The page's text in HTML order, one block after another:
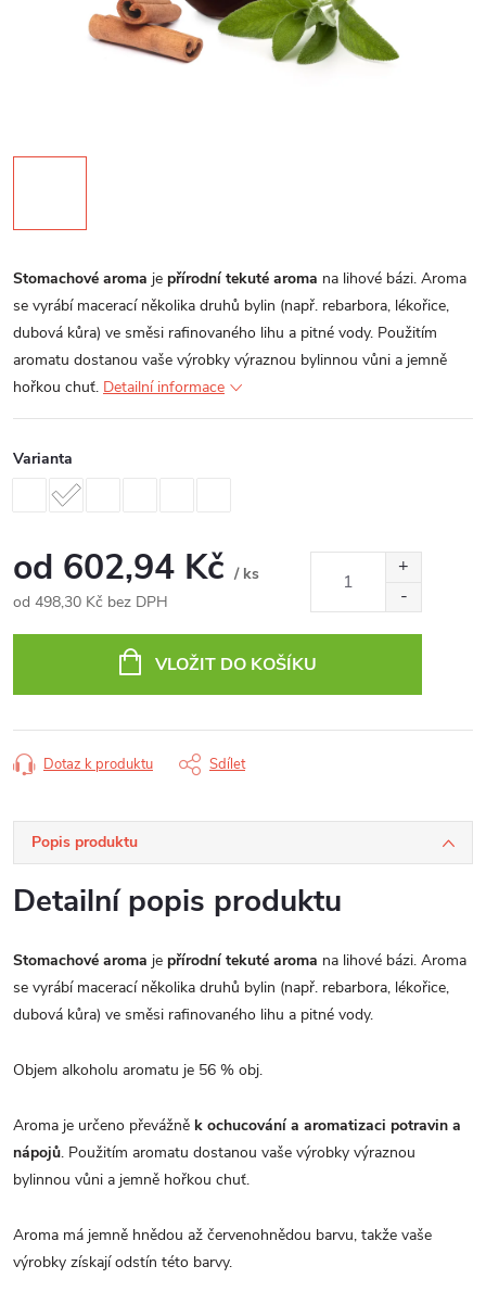
Stomachové aroma je přírodní tekuté aroma na lihové bázi. Aroma
se vyrábí macerací několika druhů bylin (např. rebarbora, lékořice,
dubová kůra) ve směsi rafinovaného lihu a pitné vody. Použitím
aromatu dostanou vaše výrobky výraznou bylinnou vůni a jemně
hořkou chuť. Detailní informace
Varianta
od 602,94 Kč / ks
od 498,30 Kč bez DPH
VLOŽIT DO KOŠÍKU
Dotaz k produktu Sdílet
Popis produktu
Detailní popis produktu
Stomachové aroma je přírodní tekuté aroma na lihové bázi. Aroma
se vyrábí macerací několika druhů bylin (např. rebarbora, lékořice,
dubová kůra) ve směsi rafinovaného lihu a pitné vody.
Objem alkoholu aromatu je 56 % obj.
Aroma je určeno převážně k ochucování a aromatizaci potravin a
nápojů. Použitím aromatu dostanou vaše výrobky výraznou
bylinnou vůni a jemně hořkou chuť.
Aroma má jemně hnědou až červenohnědou barvu, takže vaše
výrobky získají odstín této barvy.